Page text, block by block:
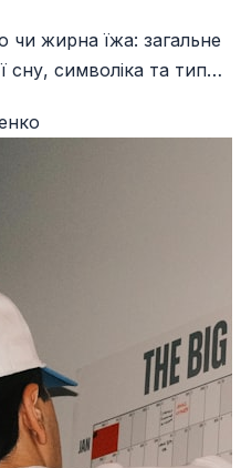
жирна їжа: загальне
символіка та типові